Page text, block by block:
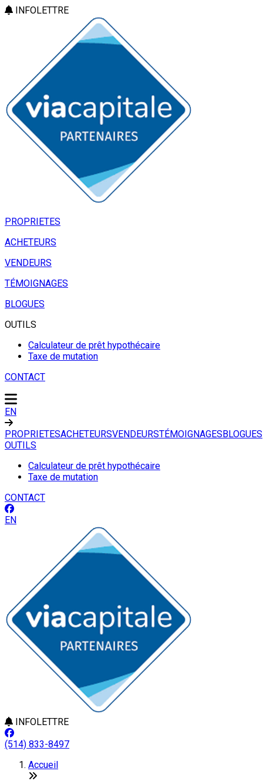
INFOLETTRE
PROPRIETES
ACHETEURS
VENDEURS
TÉMOIGNAGES
BLOGUES
OUTILS
Calculateur de prêt hypothécaire
Taxe de mutation
CONTACT
EN
PROPRIETESACHETEURSVENDEURSTÉMOIGNAGESBLOGUES
OUTILS
Calculateur de prêt hypothécaire
Taxe de mutation
CONTACT
EN
INFOLETTRE
(514) 833-8497
Accueil